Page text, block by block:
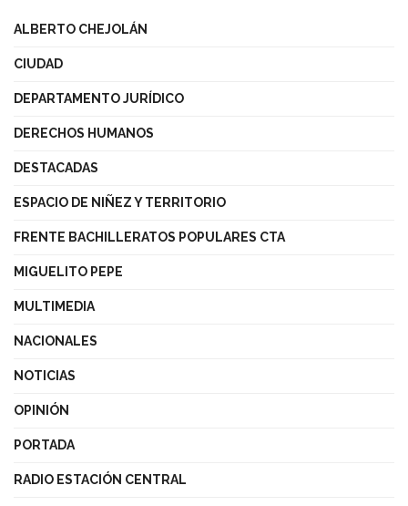
ALBERTO CHEJOLÁN
CIUDAD
DEPARTAMENTO JURÍDICO
DERECHOS HUMANOS
DESTACADAS
ESPACIO DE NIÑEZ Y TERRITORIO
FRENTE BACHILLERATOS POPULARES CTA
MIGUELITO PEPE
MULTIMEDIA
NACIONALES
NOTICIAS
OPINIÓN
PORTADA
RADIO ESTACIÓN CENTRAL